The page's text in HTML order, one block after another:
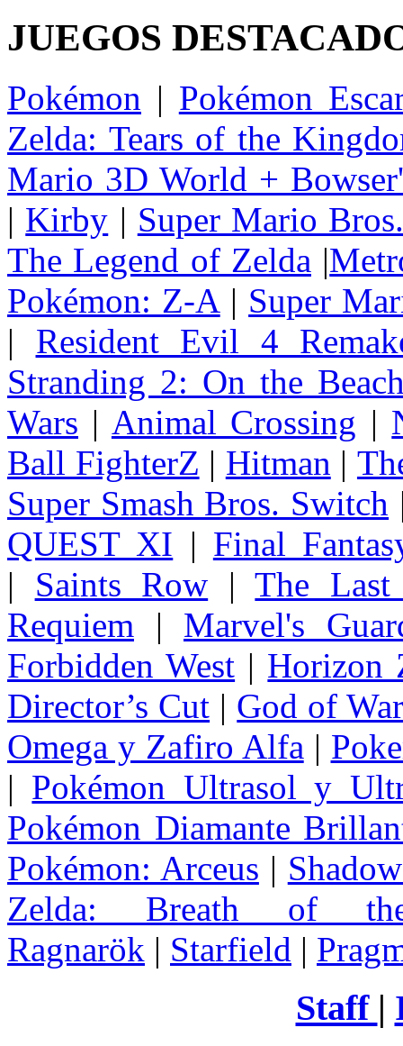
JUEGOS
Pokémon | Pokémon
Zelda: Tears of the
Mario 3D World +
| Kirby | Super Mario
The Legend of Zelda |
Pokémon: Z-A | Super
| Resident Evil 4
Stranding 2: On the
Wars | Animal Crossing |
Ball FighterZ | Hitman |
Super Smash Bros. Switch
QUEST XI | Final
| Saints Row |The
Requiem | Marvel's
Forbidden West | Horizon
Director’s Cut | God of
Omega y Zafiro Alfa |
| Pokémon Ultrasol y
Pokémon Diamante
Pokémon: Arceus |
Zelda: Breath of
Ragnarök | Starfield |
Staff |